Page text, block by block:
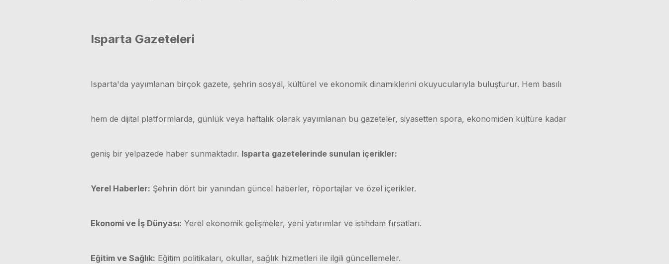
Isparta Gazeteleri
Isparta'da yayımlanan birçok gazete, şehrin sosyal, kültürel ve ekonomik dinamiklerini okuyucularıyla buluşturur. Hem basılı
hem de dijital platformlarda, günlük veya haftalık olarak yayımlanan bu gazeteler, siyasetten spora, ekonomiden kültüre kadar
geniş bir yelpazede haber sunmaktadır. Isparta gazetelerinde sunulan içerikler:
Yerel Haberler: Şehrin dört bir yanından güncel haberler, röportajlar ve özel içerikler.
Ekonomi ve İş Dünyası: Yerel ekonomik gelişmeler, yeni yatırımlar ve istihdam fırsatları.
Eğitim ve Sağlık: Eğitim politikaları, okullar, sağlık hizmetleri ile ilgili güncellemeler.